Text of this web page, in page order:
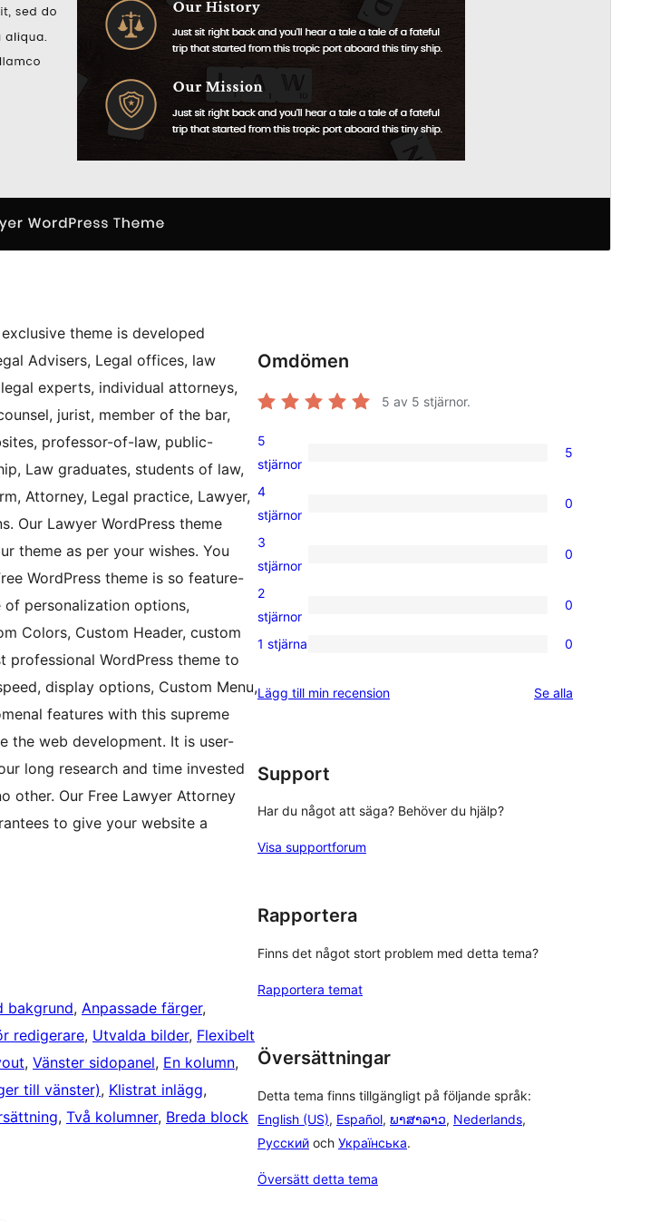
theme is developed
Advisers, Legal offices, law
experts, individual attorneys,
jurist, member of the bar,
professor-of-law, public-
Law graduates, students of law,
Attorney, Legal practice, Lawyer,
Our Lawyer WordPress theme
theme as per your wishes. You
WordPress theme is so feature-
of personalization options,
Colors, Custom Header, custom
WordPress theme to
display options, Custom Menu,
features with this supreme
the web development. It is user-
long research and time invested
other. Our Free Lawyer Attorney
to give your website a
bakgrund, Anpassade färger
redigerare, Utvalda bilder, Flexibelt
, Vänster sidopanel, En kolumn
till vänster), Klistrat inlägg
, Två kolumner, Breda block
Omdömen
5 av 5 stjärnor.
5
5-
stjärniga
5
stjärnor
5
0
4-
stjärniga
4
stjärnor
0
0
3-
stjärniga
3
stjärnor
0
0
2-
recensioner
2
stjärnor
0
0
stjärniga
1 stjärna 0
Lägg till min recension Se alla
Support
Har du något att säga? Behöver du hjälp?
Visa supportforum
Rapportera
Finns det något stort problem med detta tema?
Rapportera temat
Översättningar
Detta tema finns tillgängligt på följande språk:
English (US), Español, ພາສາລາວ, Nederlands,
Русский och Українська.
Översätt detta tema